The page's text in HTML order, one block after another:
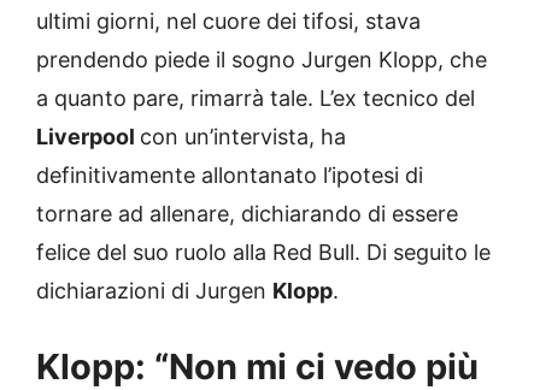
ultimi giorni, nel cuore dei tifosi, stava
prendendo piede il sogno Jurgen Klopp, che
a quanto pare, rimarrà tale. L’ex tecnico del
Liverpool con un’intervista, ha
definitivamente allontanato l’ipotesi di
tornare ad allenare, dichiarando di essere
felice del suo ruolo alla Red Bull. Di seguito le
dichiarazioni di Jurgen Klopp.
Klopp: “Non mi ci vedo più